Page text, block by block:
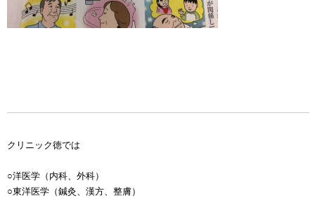
クリニック徳では
○洋医学（内科、外科）
○東洋医学（鍼灸、漢方、整膚）